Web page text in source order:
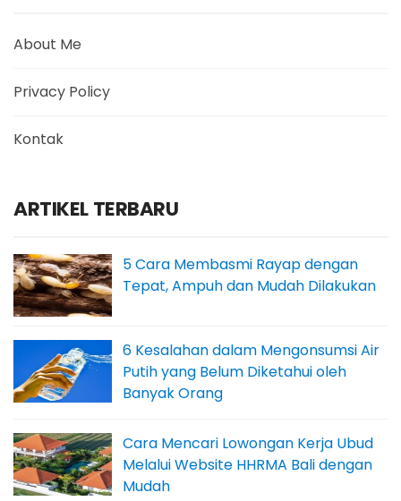
About Me
Privacy Policy
Kontak
ARTIKEL TERBARU
5 Cara Membasmi Rayap dengan
Tepat, Ampuh dan Mudah Dilakukan
6 Kesalahan dalam Mengonsumsi Air
Putih yang Belum Diketahui oleh
Banyak Orang
Cara Mencari Lowongan Kerja Ubud
Melalui Website HHRMA Bali dengan
Mudah